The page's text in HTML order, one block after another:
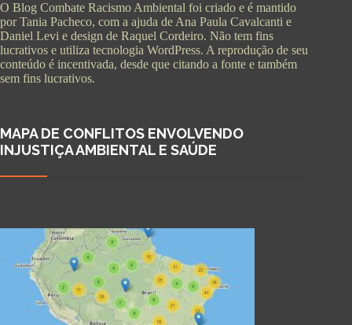
O Blog Combate Racismo Ambiental foi criado e é mantido
por Tania Pacheco, com a ajuda de Ana Paula Cavalcanti e
Daniel Levi e design de Raquel Cordeiro. Não tem fins
lucrativos e utiliza tecnologia WordPress. A reprodução de seu
conteúdo é incentivada, desde que citando a fonte e também
sem fins lucrativos.
MAPA DE CONFLITOS ENVOLVENDO
INJUSTIÇA AMBIENTAL E SAÚDE